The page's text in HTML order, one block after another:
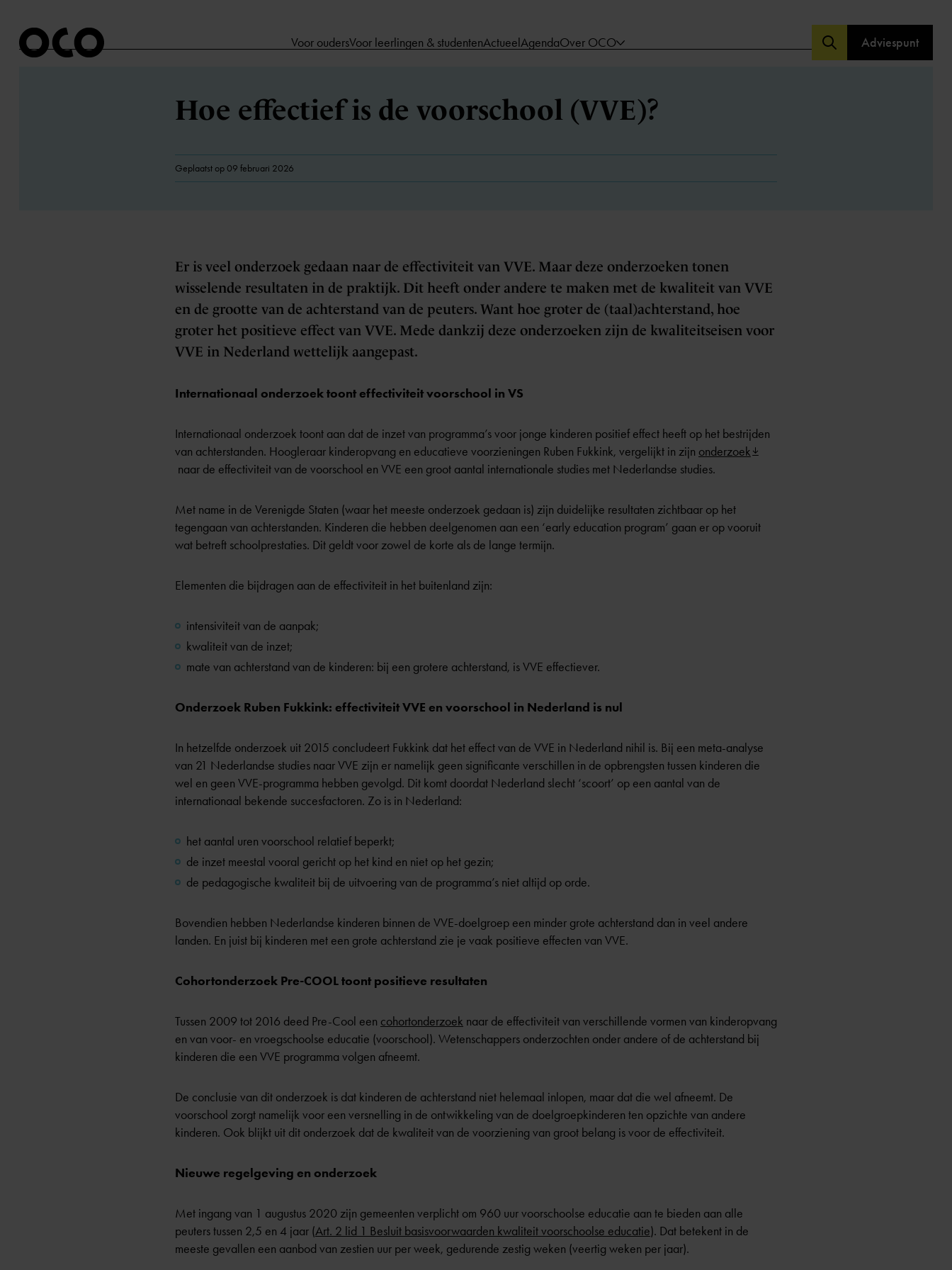
Voor oudersVoor leerlingen & studentenActueelAgendaOver OCO Adviespunt
Hoe effectief is de voorschool (VVE)?
Geplaatst op 09 februari 2026
Er is veel onderzoek gedaan naar de effectiviteit van VVE. Maar deze onderzoeken tonen
wisselende resultaten in de praktijk. Dit heeft onder andere te maken met de kwaliteit van VVE
en de grootte van de achterstand van de peuters. Want hoe groter de (taal)achterstand, hoe
groter het positieve effect van VVE. Mede dankzij deze onderzoeken zijn de kwaliteitseisen voor
VVE in Nederland wettelijk aangepast.
Internationaal onderzoek toont effectiviteit voorschool in VS
Internationaal onderzoek toont aan dat de inzet van programma’s voor jonge kinderen positief effect heeft op het bestrijden
van achterstanden. Hoogleraar kinderopvang en educatieve voorzieningen Ruben Fukkink, vergelijkt in zijn onderzoek
naar de effectiviteit van de voorschool en VVE een groot aantal internationale studies met Nederlandse studies.
Met name in de Verenigde Staten (waar het meeste onderzoek gedaan is) zijn duidelijke resultaten zichtbaar op het
tegengaan van achterstanden. Kinderen die hebben deelgenomen aan een ‘early education program’ gaan er op vooruit
wat betreft schoolprestaties. Dit geldt voor zowel de korte als de lange termijn.
Elementen die bijdragen aan de effectiviteit in het buitenland zijn:
intensiviteit van de aanpak;
kwaliteit van de inzet;
mate van achterstand van de kinderen: bij een grotere achterstand, is VVE effectiever.
Onderzoek Ruben Fukkink: effectiviteit VVE en voorschool in Nederland is nul
In hetzelfde onderzoek uit 2015 concludeert Fukkink dat het effect van de VVE in Nederland nihil is. Bij een meta-analyse
van 21 Nederlandse studies naar VVE zijn er namelijk geen significante verschillen in de opbrengsten tussen kinderen die
wel en geen VVE-programma hebben gevolgd. Dit komt doordat Nederland slecht ‘scoort’ op een aantal van de
internationaal bekende succesfactoren. Zo is in Nederland:
het aantal uren voorschool relatief beperkt;
de inzet meestal vooral gericht op het kind en niet op het gezin;
de pedagogische kwaliteit bij de uitvoering van de programma’s niet altijd op orde.
Bovendien hebben Nederlandse kinderen binnen de VVE-doelgroep een minder grote achterstand dan in veel andere
landen. En juist bij kinderen met een grote achterstand zie je vaak positieve effecten van VVE.
Cohortonderzoek Pre-COOL toont positieve resultaten
Tussen 2009 tot 2016 deed Pre-Cool een cohortonderzoek naar de effectiviteit van verschillende vormen van kinderopvang
en van voor- en vroegschoolse educatie (voorschool). Wetenschappers onderzochten onder andere of de achterstand bij
kinderen die een VVE programma volgen afneemt.
De conclusie van dit onderzoek is dat kinderen de achterstand niet helemaal inlopen, maar dat die wel afneemt. De
voorschool zorgt namelijk voor een versnelling in de ontwikkeling van de doelgroepkinderen ten opzichte van andere
kinderen. Ook blijkt uit dit onderzoek dat de kwaliteit van de voorziening van groot belang is voor de effectiviteit.
Nieuwe regelgeving en onderzoek
Met ingang van 1 augustus 2020 zijn gemeenten verplicht om 960 uur voorschoolse educatie aan te bieden aan alle
peuters tussen 2,5 en 4 jaar (Art. 2 lid 1 Besluit basisvoorwaarden kwaliteit voorschoolse educatie). Dat betekent in de
meeste gevallen een aanbod van zestien uur per week, gedurende zestig weken (veertig weken per jaar).